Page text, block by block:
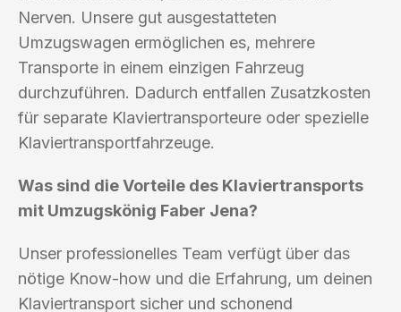
Nerven. Unsere gut ausgestatteten
Umzugswagen ermöglichen es, mehrere
Transporte in einem einzigen Fahrzeug
durchzuführen. Dadurch entfallen Zusatzkosten
für separate Klaviertransporteure oder spezielle
Klaviertransportfahrzeuge.
Was sind die Vorteile des Klaviertransports
mit Umzugskönig Faber Jena?
Unser professionelles Team verfügt über das
nötige Know-how und die Erfahrung, um deinen
Klaviertransport sicher und schonend